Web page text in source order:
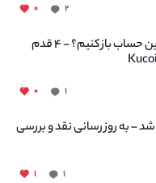
۲ ۰
چگونه در صرافی کوکوین حساب باز کنیم؟ - ۴ قدم
۱ ۰
– به روز رسانی نقد و بررسی
۱ ۱